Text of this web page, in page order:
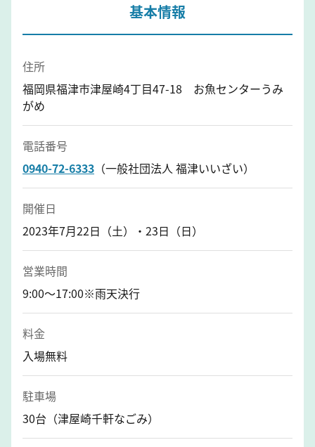
基本情報
住所
福岡県福津市津屋崎4丁目47-18 お魚センターうみ
がめ
電話番号
0940-72-6333 （一般社団法人 福津いいざい）
開催日
2023年7月22日（土）・23日（日）
営業時間
9:00～17:00※雨天決行
料金
入場無料
駐車場
30台（津屋崎千軒なごみ）